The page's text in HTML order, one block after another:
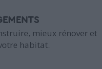
mieux rénover et
habitat.